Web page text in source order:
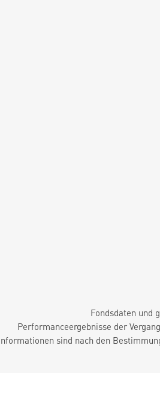
Fondsdaten und
Performanceergebnisse der
sind nach den